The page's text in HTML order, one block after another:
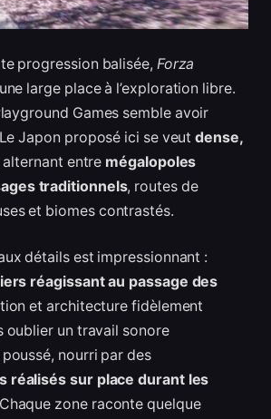
progression balisée, Forza
large place à l’exploration libre.
Games semble avoir
Japon proposé ici se veutdense,
alternant entre mégalopoles
traditionnels, routes de
et biomes contrastés.
détails est impressionnant :
réagissant au passage des
et architecture fidèlement
oublier un travail sonore
nourri par des
réalisés sur place durant les
zone raconte quelque